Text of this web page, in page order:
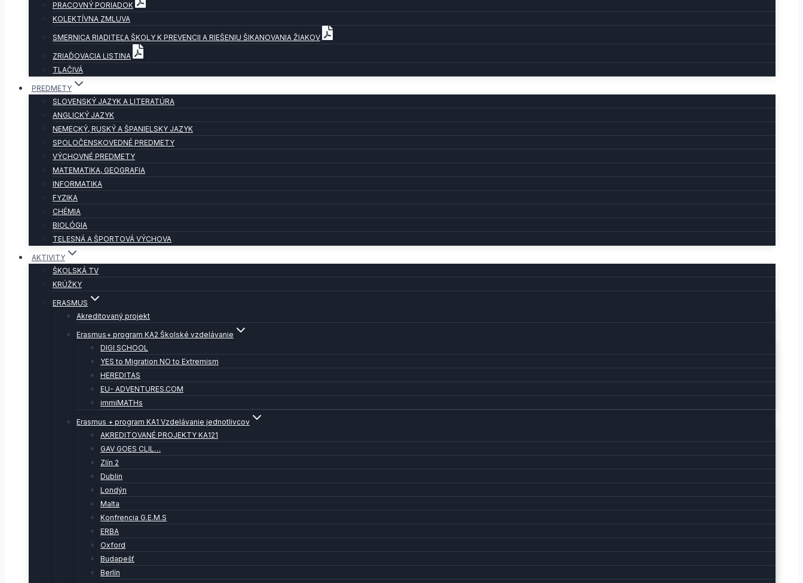
PRACOVNÝ PORIADOK
KOLEKTÍVNA ZMLUVA
SMERNICA RIADITEĽA ŠKOLY K PREVENCII A RIEŠENIU ŠIKANOVANIA ŽIAKOV
ZRIAĎOVACIA LISTINA
TLAČIVÁ
PREDMETY
SLOVENSKÝ JAZYK A LITERATÚRA
ANGLICKÝ JAZYK
NEMECKÝ, RUSKÝ A ŠPANIELSKY JAZYK
SPOLOČENSKOVEDNÉ PREDMETY
VÝCHOVNÉ PREDMETY
MATEMATIKA, GEOGRAFIA
INFORMATIKA
FYZIKA
CHÉMIA
BIOLÓGIA
TELESNÁ A ŠPORTOVÁ VÝCHOVA
AKTIVITY
ŠKOLSKÁ TV
KRÚŽKY
ERASMUS
Akreditovaný projekt
Erasmus+ program KA2 Školské vzdelávanie
DIGI SCHOOL
YES to Migration NO to Extremism
HEREDITAS
EU- ADVENTURES.COM
immiMATHs
Erasmus + program KA1 Vzdelávanie jednotlivcov
AKREDITOVANÉ PROJEKTY KA121
GAV GOES CLIL…
Zlín 2
Dublin
Londýn
Malta
Konfrencia G.E.M.S
ERBA
Oxford
Budapešť
Berlín